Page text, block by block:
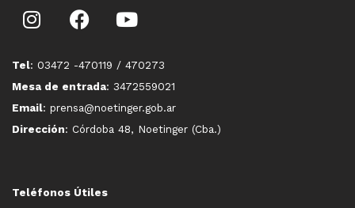
Tel: 03472 -470119 / 470273
Mesa de entrada: 3472559021
Email: prensa@noetinger.gob.ar
Dirección: Córdoba 48, Noetinger (Cba.)
Teléfonos Útiles